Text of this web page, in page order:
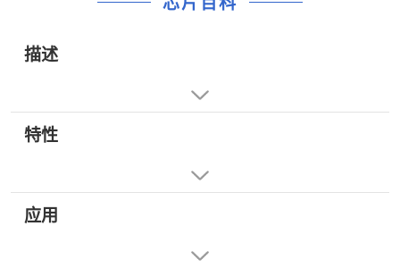
描述
特性
应用